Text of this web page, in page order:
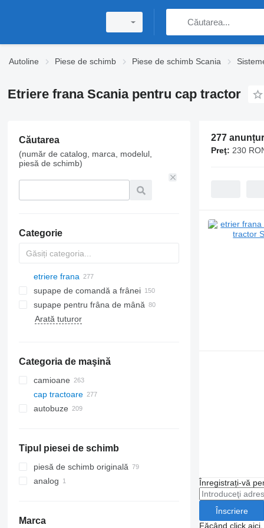
Autoline Piese de schimb Piese de schimb Scania
Etriere frana Scania pentru cap tractor
Căutarea
(număr de catalog, marca, modelul,
piesă de schimb)
Categorie
etriere frana
supape de comandă a frânei
supape pentru frâna de mână
Arată tuturor
Categoria de maşină
camioane
cap tractoare
autobuze
Tipul piesei de schimb
piesă de schimb originală
analog
Marca
277
Preţ: 230
Înregistrați-vă
Înscriere
Făcând click